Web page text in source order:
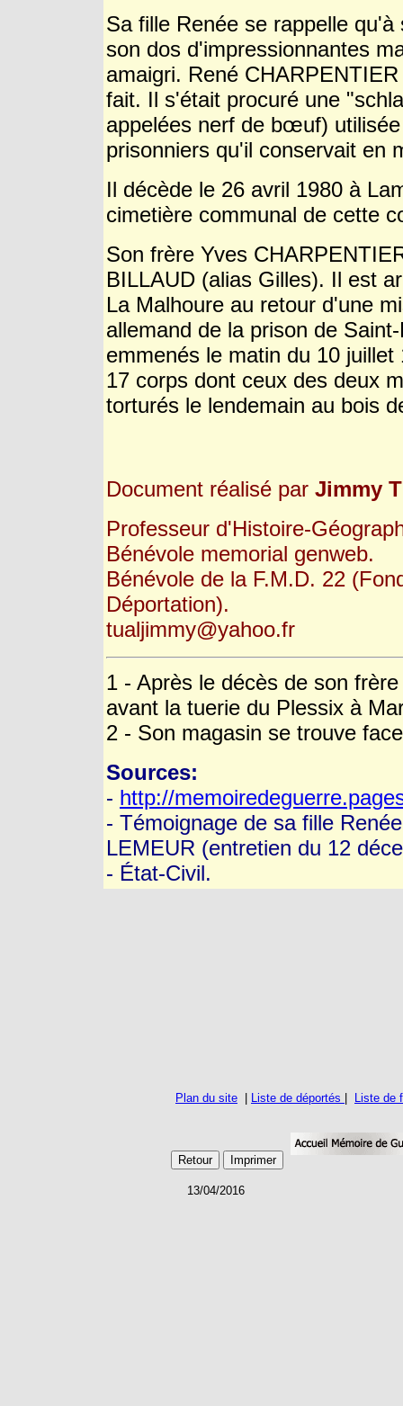
Sa fille Renée se rappelle
son dos d'impressionnantes
amaigri. René
fait. Il s'était procuré une
appelées nerf de bœuf)
prisonniers qu'il conservait en
Il décède le 26 avril 1980 à
cimetière communal de cette
Son frère Yves
BILLAUD (alias Gilles). Il est
La Malhoure au retour d'une
allemand de la prison de
emmenés le matin du 10
17 corps dont ceux des deux
torturés le lendemain au bois
Document réalisé par Jimmy
Professeur d'Histoire-
Bénévole memorial genweb.
Bénévole de la F.M.D. 22
Déportation).
tualjimmy@yahoo.fr
1 - Après le décès de son
avant la tuerie du Plessix à
2 - Son magasin se trouve
Sources:
- http://
- Témoignage de sa fille
LEMEUR (entretien du 12
- État-Civil.
Plan du site Liste de déportés Liste de
13/04/2016